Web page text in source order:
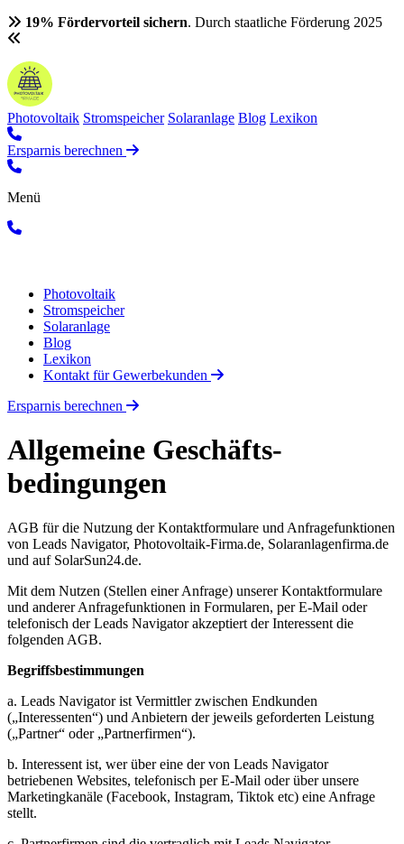
19% Fördervorteil sichern. Durch staatliche Förderung 2025
Photovoltaik Stromspeicher Solaranlage Blog Lexikon
Ersparnis berechnen
Menü
Photovoltaik
Stromspeicher
Solaranlage
Blog
Lexikon
Kontakt für Gewerbekunden
Ersparnis berechnen
Allgemeine Geschäfts­
bedingungen
AGB für die Nutzung der Kontaktformulare und Anfragefunktionen
von Leads Navigator, Photovoltaik-Firma.de, Solaranlagenfirma.de
und auf SolarSun24.de.
Mit dem Nutzen (Stellen einer Anfrage) unserer Kontaktformulare
und anderer Anfragefunktionen in Formularen, per E-Mail oder
telefonisch der Leads Navigator akzeptiert der Interessent die
folgenden AGB.
Begriffsbestimmungen
a. Leads Navigator ist Vermittler zwischen Endkunden
(„Interessenten“) und Anbietern der jeweils geforderten Leistung
(„Partner“ oder „Partnerfirmen“).
b. Interessent ist, wer über eine der von Leads Navigator
betriebenen Websites, telefonisch per E-Mail oder über unsere
Marketingkanäle (Facebook, Instagram, Tiktok etc) eine Anfrage
stellt.